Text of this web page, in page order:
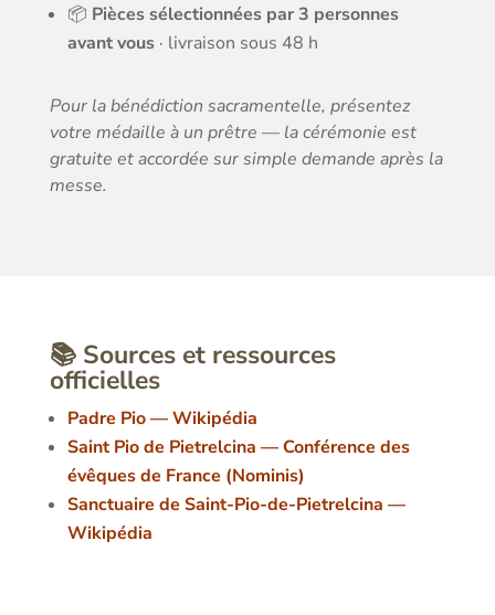
📦 Pièces sélectionnées par 3 personnes
avant vous· livraison sous 48 h
Pour la bénédiction sacramentelle, présentez
votre médaille à un prêtre — la cérémonie est
gratuite et accordée sur simple demande après la
messe.
📚 Sources et ressources
officielles
Padre Pio — Wikipédia
Saint Pio de Pietrelcina — Conférence des
évêques de France (Nominis)
Sanctuaire de Saint-Pio-de-Pietrelcina —
Wikipédia